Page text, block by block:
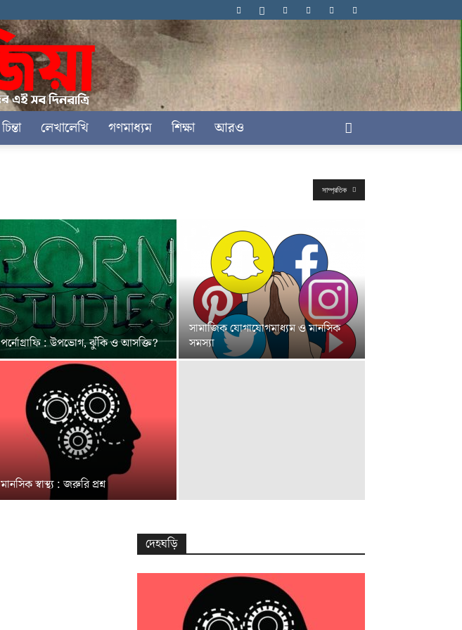
চিন্তা লেখালেখি গণমাধ্যম শিক্ষা আরও
সাম্প্রতিক
পর্নোগ্রাফি : উপভোগ, ঝুঁকি ও আসক্তি?
সামাজিক যোগাযোগমাধ্যম ও মানসিক
সমস্যা
মানসিক স্বাস্থ্য : জরুরি প্রশ্ন
দেহঘড়ি